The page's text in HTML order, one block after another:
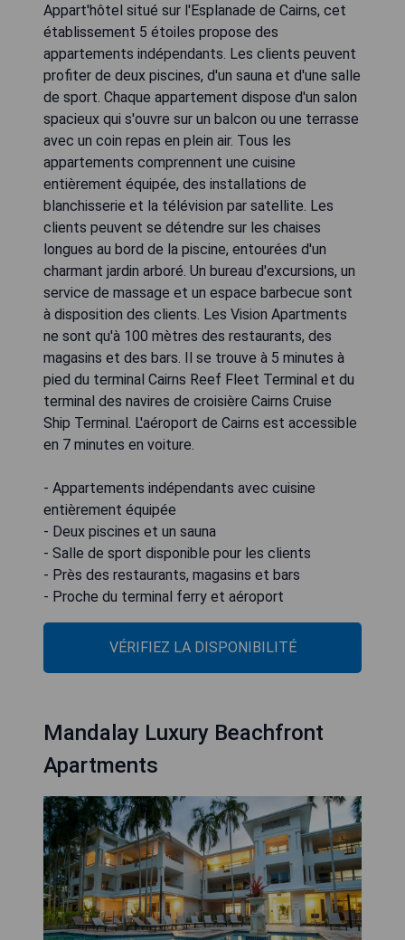
Appart'hôtel situé sur l'Esplanade de Cairns, cet
établissement 5 étoiles propose des
appartements indépendants. Les clients peuvent
profiter de deux piscines, d'un sauna et d'une salle
de sport. Chaque appartement dispose d'un salon
spacieux qui s'ouvre sur un balcon ou une terrasse
avec un coin repas en plein air. Tous les
appartements comprennent une cuisine
entièrement équipée, des installations de
blanchisserie et la télévision par satellite. Les
clients peuvent se détendre sur les chaises
longues au bord de la piscine, entourées d'un
charmant jardin arboré. Un bureau d'excursions, un
service de massage et un espace barbecue sont
à disposition des clients. Les Vision Apartments
ne sont qu'à 100 mètres des restaurants, des
magasins et des bars. Il se trouve à 5 minutes à
pied du terminal Cairns Reef Fleet Terminal et du
terminal des navires de croisière Cairns Cruise
Ship Terminal. L'aéroport de Cairns est accessible
en 7 minutes en voiture.
- Appartements indépendants avec cuisine
entièrement équipée
- Deux piscines et un sauna
- Salle de sport disponible pour les clients
- Près des restaurants, magasins et bars
- Proche du terminal ferry et aéroport
VÉRIFIEZ LA DISPONIBILITÉ
Mandalay Luxury Beachfront
Apartments